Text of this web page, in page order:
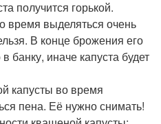
получится горькой.
время выделяться очень
В конце брожения его
банку, иначе капуста будет
капусты во время
пена. Её нужно снимать!